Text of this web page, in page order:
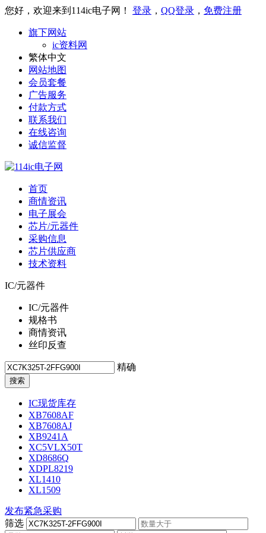
您好，欢迎来到114ic电子网！ 登录 ， QQ登录 ， 免费注册
旗下网站
ic资料网
繁体中文
网站地图
会员套餐
广告服务
付款方式
联系我们
在线咨询
诚信监督
首页
商情资讯
电子展会
芯片/元器件
采购信息
芯片供应商
技术资料
IC/元器件
IC/元器件
规格书
商情资讯
丝印反查
精确
IC现货库存
XB7608AF
XB7608AJ
XB9241A
XC5VLX50T
XD8686Q
XDPL8219
XL1410
XL1509
发布紧急采购
筛选